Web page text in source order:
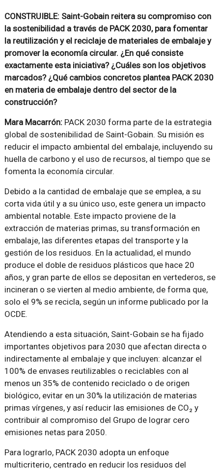
CONSTRUIBLE: Saint-Gobain reitera su compromiso con
la sostenibilidad a través de PACK 2030, para fomentar
la reutilización y el reciclaje de materiales de embalaje y
promover la economía circular. ¿En qué consiste
exactamente esta iniciativa? ¿Cuáles son los objetivos
marcados? ¿Qué cambios concretos plantea PACK 2030
en materia de embalaje dentro del sector de la
construcción?
Mara Macarrón:PACK 2030 forma parte de la estrategia
global de sostenibilidad de Saint-Gobain. Su misión es
reducir el impacto ambiental del embalaje, incluyendo su
huella de carbono y el uso de recursos, al tiempo que se
fomenta la economía circular.
Debido a la cantidad de embalaje que se emplea, a su
corta vida útil y a su único uso, este genera un impacto
ambiental notable. Este impacto proviene de la
extracción de materias primas, su transformación en
embalaje, las diferentes etapas del transporte y la
gestión de los residuos. En la actualidad, el mundo
produce el doble de residuos plásticos que hace 20
años, y gran parte de ellos se depositan en vertederos, se
incineran o se vierten al medio ambiente, de forma que,
solo el 9% se recicla, según un informe publicado por la
OCDE.
Atendiendo a esta situación, Saint-Gobain se ha fijado
importantes objetivos para 2030 que afectan directa o
indirectamente al embalaje y que incluyen: alcanzar el
100% de envases reutilizables o reciclables con al
menos un 35% de contenido reciclado o de origen
biológico, evitar en un 30% la utilización de materias
primas vírgenes, y así reducir las emisiones de CO₂ y
contribuir al compromiso del Grupo de lograr cero
emisiones netas para 2050.
Para lograrlo, PACK 2030 adopta un enfoque
multicriterio, centrado en reducir los residuos del